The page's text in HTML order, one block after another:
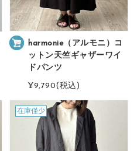
harmonie（アルモニ）コ
ットン天竺ギャザーワイ
ドパンツ
¥9,790(税込)
在庫僅少